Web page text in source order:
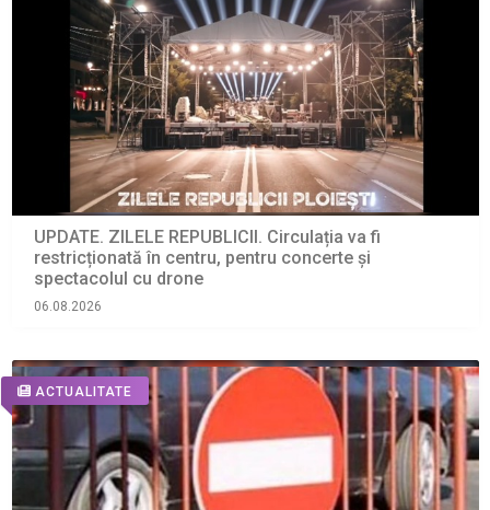
UPDATE. ZILELE REPUBLICII. Circulația va fi
restricționată în centru, pentru concerte și
spectacolul cu drone
06.08.2026
ACTUALITATE